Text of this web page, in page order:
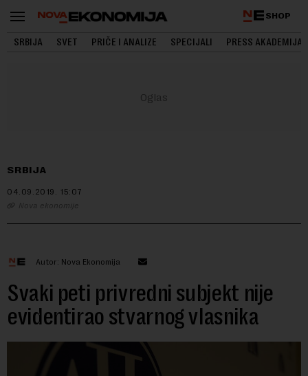
SHOP
SRBIJA SVET PRIČE I ANALIZE SPECIJALI PRESS AKADEMIJA
SRBIJA
04.09.2019. 15:07
Nova ekonomije
Autor: Nova Ekonomija
Svaki peti privredni subjekt nije
evidentirao stvarnog vlasnika